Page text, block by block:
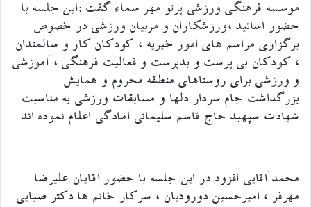
موسسه فرهنگی ورزشی پرتو مهر سماء گفت :این جلسه با
حضور اساتید ،ورزشکاران و مربیان ورزشی در خصوص
برگزاری مراسم های امور خیریه ، کودکان کار و سالمندان
، کودکان بی پرست و بدپرست و فعالیت فرهنگی ، آموزشی
و ورزشی برای روستاهای منطقه محروم و همایش
بزرگداشت جام سردار دلها و مسابقات ورزشی به مناسبت
شهادت سپهبد حاج قاسم سلیمانی آمادگی اعلام نموده اند
محمد آقایی افزود در این جلسه با حضور آقایان علیرضا
مهرفر ، امیرحسین دورودیان ، سرکار خانم ها دکتر صبایی